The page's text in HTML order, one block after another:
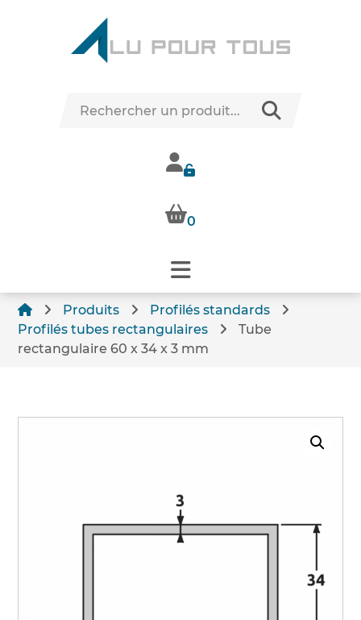
0
Produits
Profilés standards
Profilés tubes rectangulaires
Tube
rectangulaire 60 x 34 x 3 mm